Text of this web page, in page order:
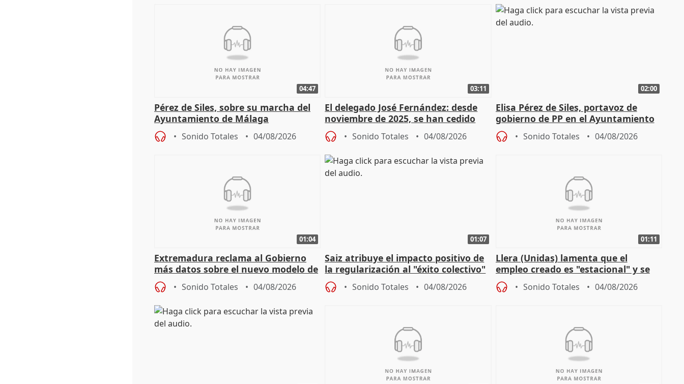
04:47
Pérez de Siles, sobre su marcha del
Ayuntamiento de Málaga
Sonido Totales 04/08/2026
03:11
El delegado José Fernández: desde
noviembre de 2025, se han cedido
9.810 ayudas por nacimiento
Sonido Totales 04/08/2026
02:00
Elisa Pérez de Siles, portavoz de
gobierno de PP en el Ayuntamiento
de Málaga, deja la política
Sonido Totales 04/08/2026
01:04
Extremadura reclama al Gobierno
más datos sobre el nuevo modelo de
financiación
Sonido Totales 04/08/2026
01:07
Saiz atribuye el impacto positivo de
la regularización al "éxito colectivo"
del Gobierno
Sonido Totales 04/08/2026
01:11
Llera (Unidas) lamenta que el
empleo creado es "estacional" y se
"esfumará" al acabar el verano
Sonido Totales 04/08/2026